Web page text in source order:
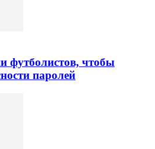
футболистов, чтобы
паролей